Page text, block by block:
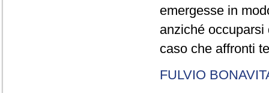
emergesse in
anziché
caso che affronti
FULVIO